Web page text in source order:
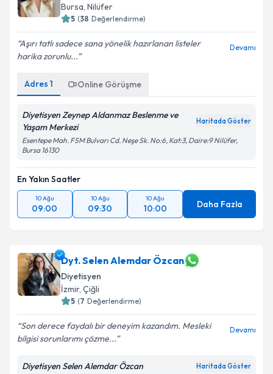
Bursa, Nilüfer
5 (38 Değerlendirme)
Aşırı tatlı sadece sana yönelik hazırlanan listeler
harika zorunlu...
Devamı
Adres 1 Online Görüşme
Diyetisyen Zeynep Aldanmaz Beslenme ve
Yaşam Merkezi
Haritada Göster
Esentepe Mah. FSM Bulvarı Cd. Neşe Sk. No:6, Kat:3, Daire:9 Nilüfer,
Bursa 16130
En Yakın Saatler
10 Ağu
09:00
10 Ağu
09:30
10 Ağu
10:00 Daha Fazla
Dyt. Selen Alemdar Özcan
Diyetisyen
İzmir, Çiğli
5 (7 Değerlendirme)
Son derece faydalı bir deneyim kazandım. Mesleki
bilgisi sorunlarımı çözme...
Devamı
Diyetisyen Selen Alemdar Özcan Haritada Göster